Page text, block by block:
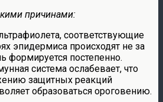
причинами:
соответствующие
эпидермиса происходят не за
формируется постепенно.
система ослабевает, что
защитных реакций
образоваться ороговению.